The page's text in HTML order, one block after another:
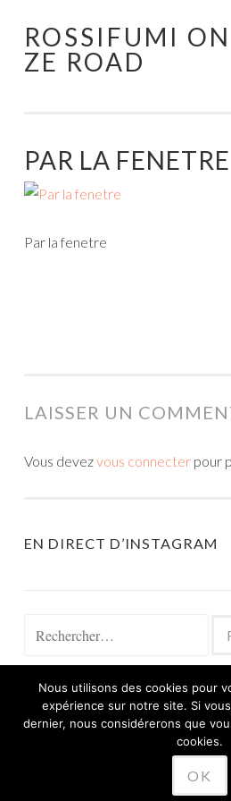
Aller
au
ROSSIFUMI ON
ZE ROAD
PAR LA FENETRE
Par la fenetre
LAISSER UN
Vous devezvous connecter pour
EN DIRECT D’INSTAGRAM
FIÈREMENT PROPULSÉ
THÈME SKETCH PAR
Nous utilisons des cookies pour
expérience sur notre site. Si
dernier, nous considérerons que
cookies.
OK